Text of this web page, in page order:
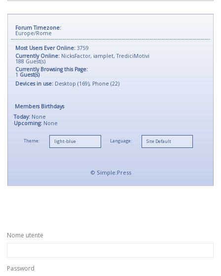
Forum Timezone:
Europe/Rome
Most Users Ever Online: 3759
Currently Online: NicksFactor, iamplet,TrediciMotivi
188 Guest(s)
Currently Browsing this Page:
1 Guest(s)
Devices in use: Desktop (169), Phone (22)
Members Birthdays
Today: None
Upcoming: None
Theme: Language:
© Simple:Press
Nome utente
Password